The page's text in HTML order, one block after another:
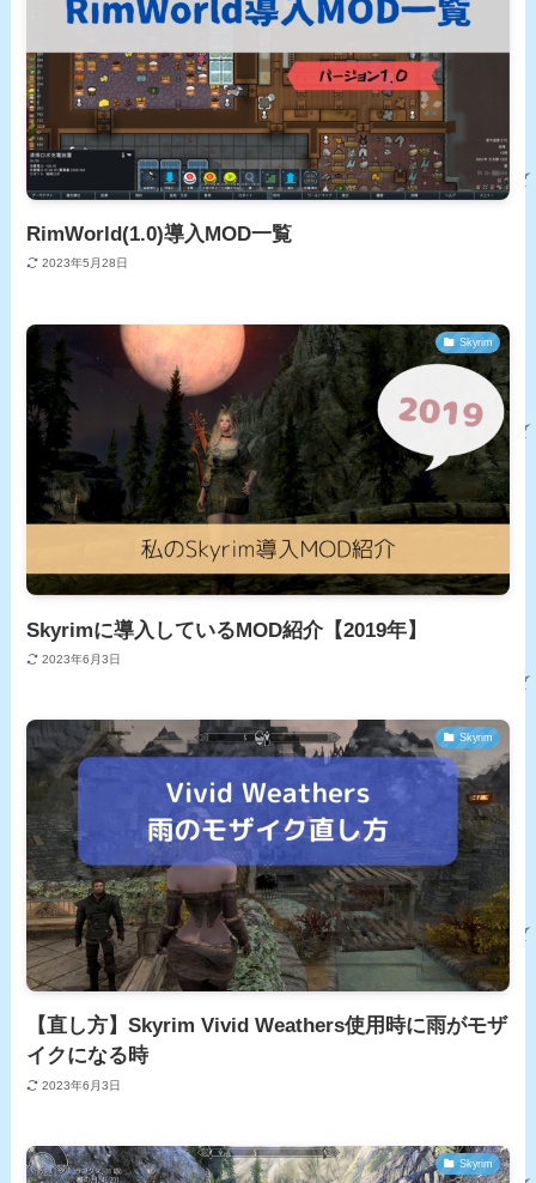
RimWorld(1.0)導入MOD一覧
2023年5月28日
Skyrim
Skyrimに導入しているMOD紹介【2019年】
2023年6月3日
Skyrim
【直し方】Skyrim Vivid Weathers使用時に雨がモザ
イクになる時
2023年6月3日
Skyrim